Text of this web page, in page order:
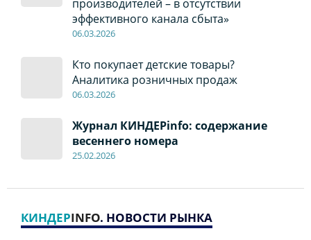
производителей – в отсутствии
эффективного канала сбыта»
06.03.2026
Кто покупает детские товары?
Аналитика розничных продаж
06.03.2026
Журнал КИНДЕРinfo: содержание
весеннего номера
25.02.2026
КИНДЕРINFO. НОВОСТИ РЫНКА